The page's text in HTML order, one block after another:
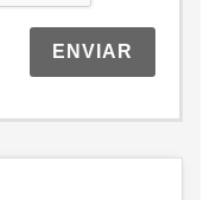
ENVIAR